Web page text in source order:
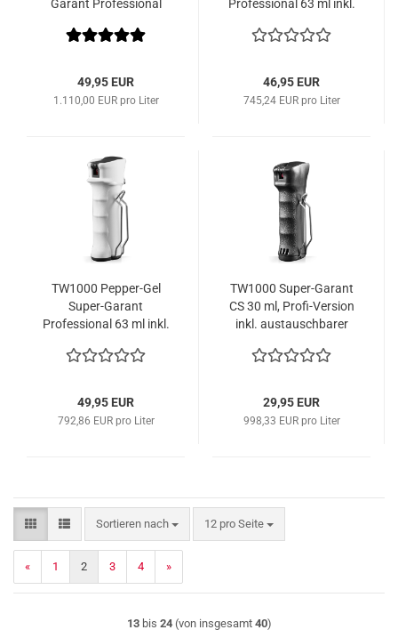
Garant Professional
49,95 EUR
1.110,00 EUR pro Liter
Professional 63 ml inkl.
Patrone
46,95 EUR
745,24 EUR pro Liter
TW1000 Pepper-Gel
Super-Garant
Professional 63 ml inkl.
Patrone in Sonderfarbe
49,95 EUR
792,86 EUR pro Liter
TW1000 Super-Garant
CS 30 ml, Profi-Version
inkl. austauschbarer
29,95 EUR
998,33 EUR pro Liter
Sortieren nach
Sortieren nach 12 pro Seite
pro Seite
« 1 2 3 4 »
13bis 24(von insgesamt 40)